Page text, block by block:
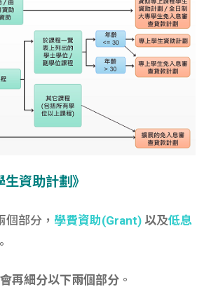
生資助計劃》
個部分， 學費資助(Grant) 以及低息
。
會再細分以下兩個部分 。